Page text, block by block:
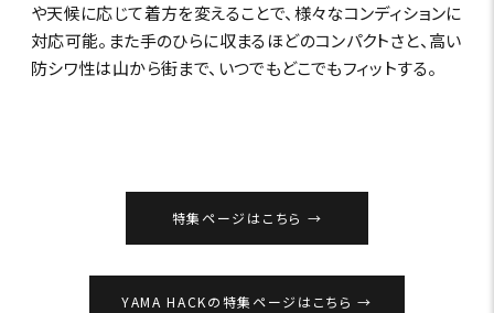
や天候に応じて着方を変えることで、様々なコンディションに
対応可能。また手のひらに収まるほどのコンパクトさと、高い
防シワ性は山から街まで、いつでもどこでもフィットする。
特集ページはこちら
YAMA HACKの特集ページはこちら